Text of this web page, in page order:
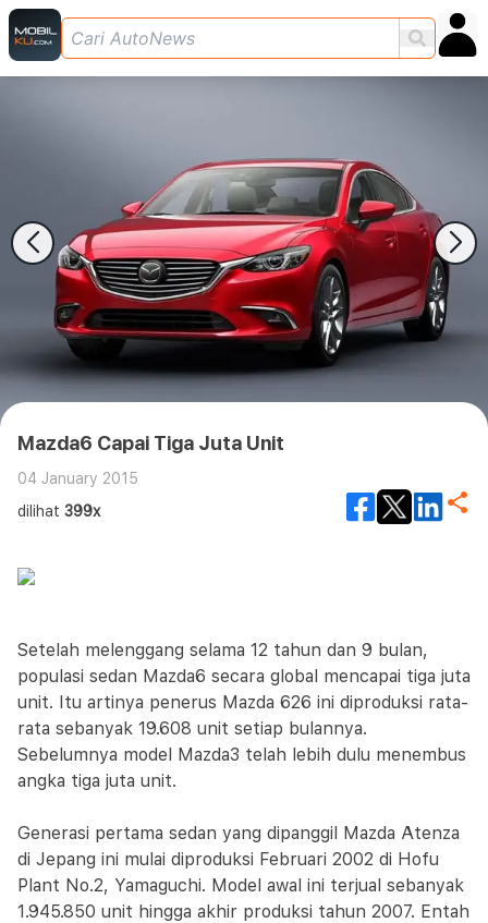
Mazda6 Capai Tiga Juta Unit
04 January 2015
dilihat 399x
Setelah melenggang selama 12 tahun dan 9 bulan,
populasi sedan Mazda6 secara global mencapai tiga juta
unit. Itu artinya penerus Mazda 626 ini diproduksi rata-
rata sebanyak 19.608 unit setiap bulannya.
Sebelumnya model Mazda3 telah lebih dulu menembus
angka tiga juta unit.
Generasi pertama sedan yang dipanggil Mazda Atenza
di Jepang ini mulai diproduksi Februari 2002 di Hofu
Plant No.2, Yamaguchi. Model awal ini terjual sebanyak
1.945.850 unit hingga akhir produksi tahun 2007. Entah